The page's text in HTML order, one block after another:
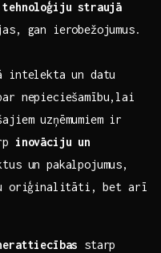
tehnoloģiju straujā
gan ierobežojumus.
intelekta un datu‌
nepieciešamību,lai
uzņēmumiem ir
inovāciju un
un pakalpojumus,⁣
oriģinalitāti, bet arī
starp